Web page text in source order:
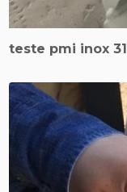
teste pmi inox